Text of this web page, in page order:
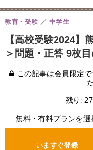
【高校受験2024】
＞問題・正答 9枚
教育・受験 中学生
この記事は会員限定
残り:
無料・有料プランを選
いますぐ登録